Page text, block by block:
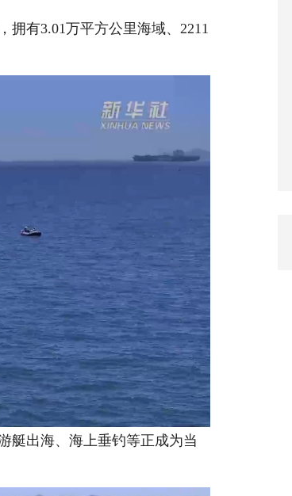
有3.01万平方公里海域、2211
出海、海上垂钓等正成为当